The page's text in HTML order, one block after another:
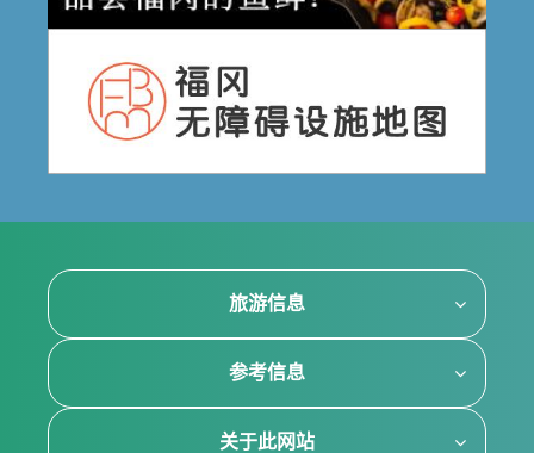
旅游信息
参考信息
关于此网站